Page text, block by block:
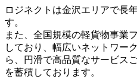
ロジネクトは金沢エリアで長
す。
また、全国規模の軽貨物事業
しており、幅広いネットワー
ら、円滑で高品質なサービス
を蓄積しております。